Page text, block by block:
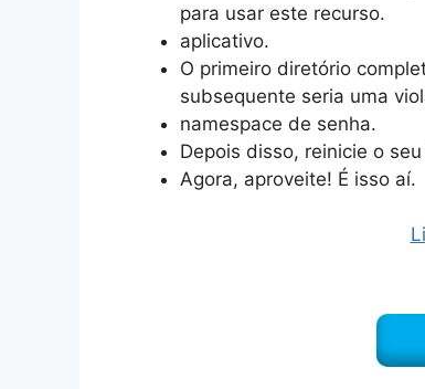
para usar este recurso.
aplicativo.
O primeiro diretório
subsequente seria uma
namespace de senha.
Depois disso, reinicie o seu
Agora, aproveite! É isso aí.